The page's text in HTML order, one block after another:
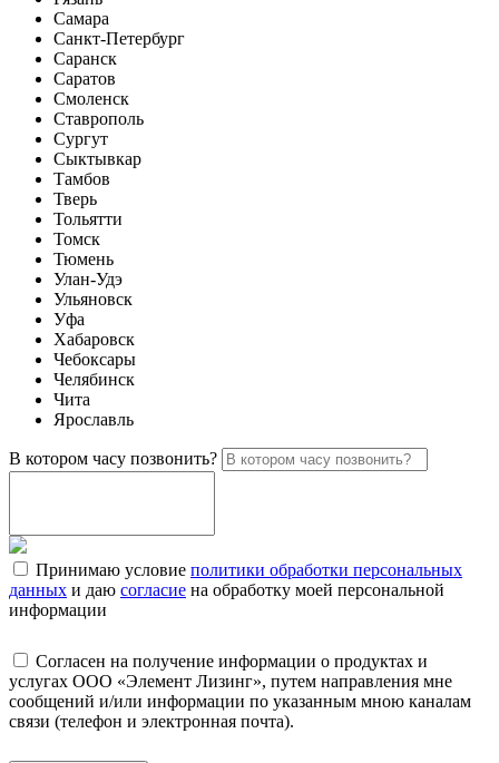
Самара
Санкт-Петербург
Саранск
Саратов
Смоленск
Ставрополь
Сургут
Сыктывкар
Тамбов
Тверь
Тольятти
Томск
Тюмень
Улан-Удэ
Ульяновск
Уфа
Хабаровск
Чебоксары
Челябинск
Чита
Ярославль
В котором часу позвонить?
Принимаю условие политики обработки персональных
данных и даю согласие на обработку моей персональной
информации
Согласен на получение информации о продуктах и
услугах ООО «Элемент Лизинг», путем направления мне
сообщений и/или информации по указанным мною каналам
связи (телефон и электронная почта).